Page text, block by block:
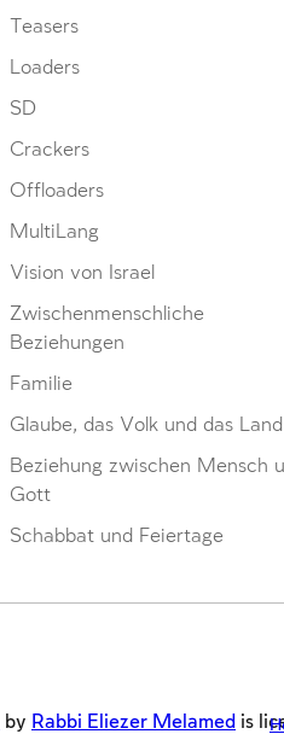
Teasers
Loaders
SD
Crackers
Offloaders
MultiLang
Vision von Israel
Zwischenmenschliche
Beziehungen
Familie
Glaube, das Volk und das Land
Beziehung zwischen Mensch
Gott
Schabbat und Feiertage
by Rabbi Eliezer Melamed is